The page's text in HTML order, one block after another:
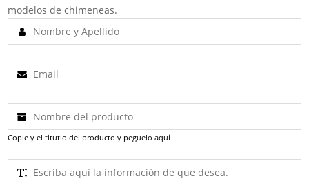
modelos de chimeneas.
Copie y el titutlo del producto y peguelo aquí